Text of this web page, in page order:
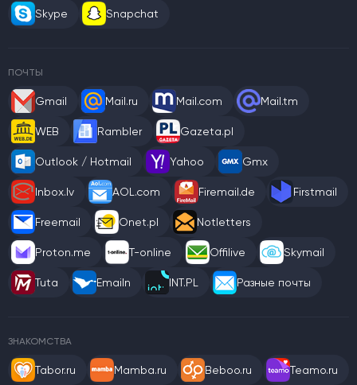
Skype Snapchat
ПОЧТЫ
Gmail Mail.ru Mail.com Mail.tm
WEB Rambler Gazeta.pl
Outlook / Hotmail Yahoo Gmx
Inbox.lv AOL.com Firemail.de Firstmail
Freemail Onet.pl Notletters
Proton.me T-online Offilive Skymail
Tuta Emailn INT.PL Разные почты
ЗНАКОМСТВА
Tabor.ru Mamba.ru Beboo.ru Teamo.ru